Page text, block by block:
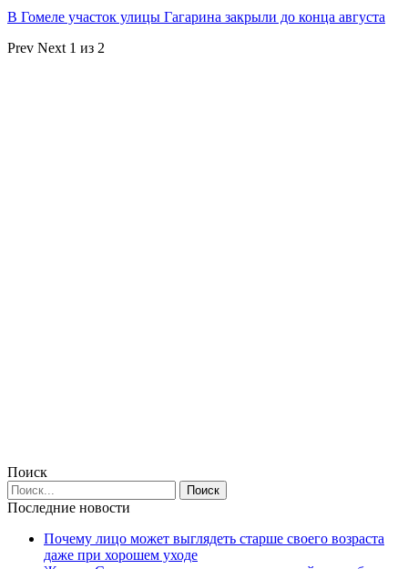
В Гомеле участок улицы Гагарина закрыли до конца августа
Prev Next 1 из 2
Поиск
Последние новости
Почему лицо может выглядеть старше своего возраста
даже при хорошем уходе